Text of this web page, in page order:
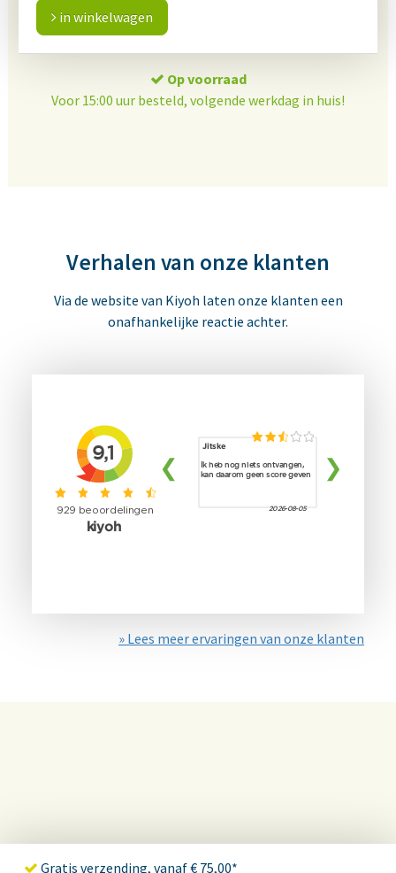
in winkelwagen
Op voorraad
Voor 15:00 uur besteld, volgende werkdag in huis!
Verhalen van onze klanten
Via de website van Kiyoh laten onze klanten een
onafhankelijke reactie achter.
» Lees meer ervaringen van onze klanten
Gratis verzending, vanaf € 75,00*